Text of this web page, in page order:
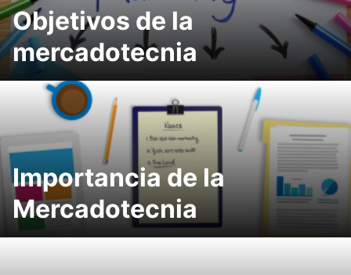
Objetivos de la
mercadotecnia
Importancia de la
Mercadotecnia